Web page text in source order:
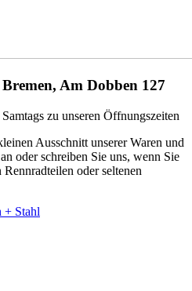
Am Dobben 127
zu unseren Öffnungszeiten
Ausschnitt unserer Waren und
oder schreiben Sie uns, wenn Sie
oder seltenen
+ Stahl